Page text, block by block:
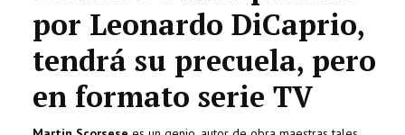
por Leonardo DiCaprio,
tendrá su precuela, pero
en formato serie TV